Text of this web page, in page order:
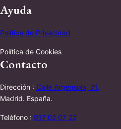
Ayuda
Política de Privacidad
Política de Cookies
Contacto
Dirección : Calle Argensola, 21.
Madrid. España.
Teléfono : 917 02 07 22